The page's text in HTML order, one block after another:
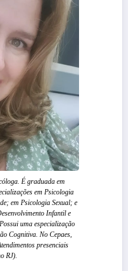
É graduada em
em Psicologia
em Psicologia Sexual; e
Infantil e
uma especialização
Cognitiva. No Cepaes,
presenciais
RJ).